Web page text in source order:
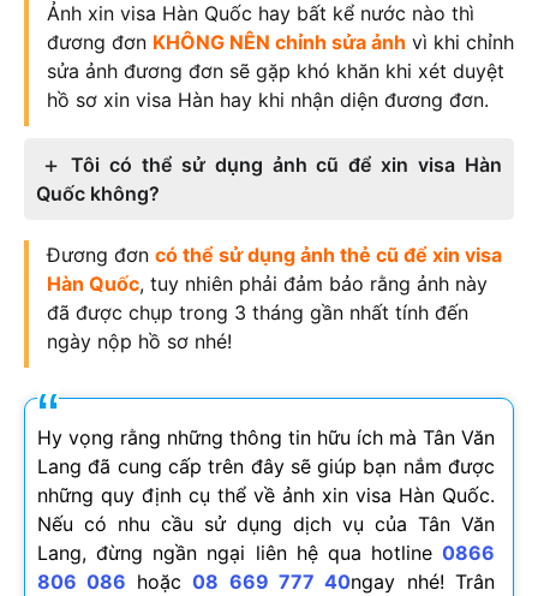
Ảnh xin visa Hàn Quốc hay bất kể nước nào thì
đương đơn KHÔNG NÊN chỉnh sửa ảnh vì khi chỉnh
sửa ảnh đương đơn sẽ gặp khó khăn khi xét duyệt
hồ sơ xin visa Hàn hay khi nhận diện đương đơn.
Tôi có thể sử dụng ảnh cũ để xin visa Hàn
Quốc không?
Đương đơn có thể sử dụng ảnh thẻ cũ để xin visa
Hàn Quốc, tuy nhiên phải đảm bảo rằng ảnh này
đã được chụp trong 3 tháng gần nhất tính đến
ngày nộp hồ sơ nhé!
Hy vọng rằng những thông tin hữu ích mà Tân Văn
Lang đã cung cấp trên đây sẽ giúp bạn nắm được
những quy định cụ thể về ảnh xin visa Hàn Quốc.
Nếu có nhu cầu sử dụng dịch vụ của Tân Văn
Lang, đừng ngần ngại liên hệ qua hotline 0866
806 086 hoặc08 669 777 40ngay nhé! Trân